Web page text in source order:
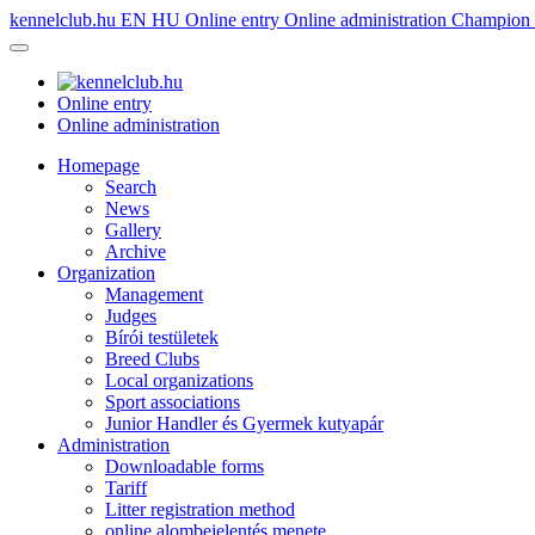
kennelclub.hu EN HU Online entry Online administration Champion
Online entry
Online administration
Homepage
Search
News
Gallery
Archive
Organization
Management
Judges
Bírói testületek
Breed Clubs
Local organizations
Sport associations
Junior Handler és Gyermek kutyapár
Administration
Downloadable forms
Tariff
Litter registration method
online alombejelentés menete